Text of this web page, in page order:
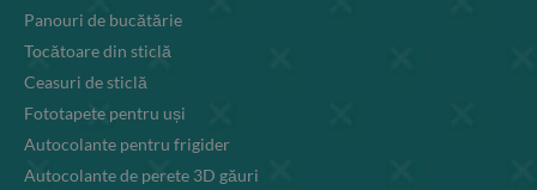
Panouri de bucătărie
Tocătoare din sticlă
Ceasuri de sticlă
Fototapete pentru uși
Autocolante pentru frigider
Autocolante de perete 3D găuri